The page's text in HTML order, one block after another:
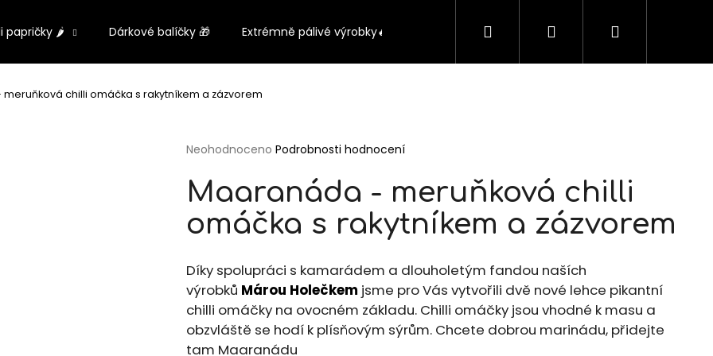
papričky 🌶️ Dárkové balíčky 🎁 Extrémně pálivé výrobky🔥 Pražský Voucher
Hledat PřihlášeníNákupní
chilli omáčka s rakytníkem a zázvorem
Průměrné
produktu
je
0,0
z
hvězdiček.
Neohodnoceno Podrobnosti hodnocení
Maaranáda - meruňková chilli
omáčka s rakytníkem a zázvorem
Díky spolupráci s kamarádem a dlouholetým fandou naších
výrobků Márou Holečkem jsme pro Vás vytvořili dvě nové lehce pikantní
chilli omáčky na ovocném základu. Chilli omáčky jsou vhodné k masu a
obzvláště se hodí k plísňovým sýrům. Chcete dobrou marinádu, přidejte
tam Maaranádu
Co potřebujete najít?
HLEDAT
Následující